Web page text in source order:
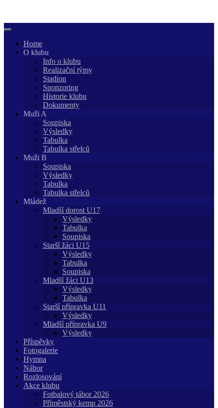
content
Home
O klubu
Info o klubu
Realizační týmy
Stadion
Sponzoring
Historie klubu
Dokumenty
Muži A
Soupiska
Výsledky
Tabulka
Tabulka střelců
Muži B
Soupiska
Výsledky
Tabulka
Tabulka střelců
Mládež
Mladší dorost U17
Výsledky
Tabulka
Soupiska
Starší žáci U15
Výsledky
Tabulka
Soupiska
Mladší žáci U13
Výsledky
Tabulka
Starší přípravka U11
Výsledky
Mladší přípravka U9
Výsledky
Příspěvky
Fotogalerie
Hymna
Nábor
Rozlosování
Akce klubu
Fotbalový tábor 2026
Příměstský kemp 2026